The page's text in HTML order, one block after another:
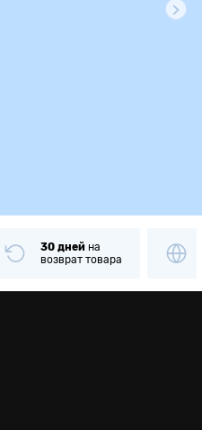
30 дней на
возврат товара